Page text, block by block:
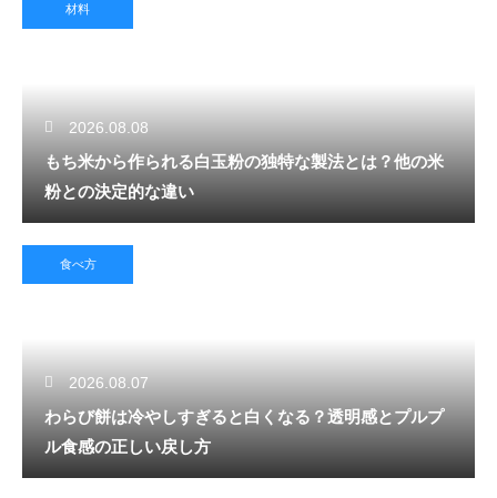
材料
2026.08.08
もち米から作られる白玉粉の独特な製法とは？他の米
粉との決定的な違い
食べ方
2026.08.07
わらび餅は冷やしすぎると白くなる？透明感とプルプ
ル食感の正しい戻し方